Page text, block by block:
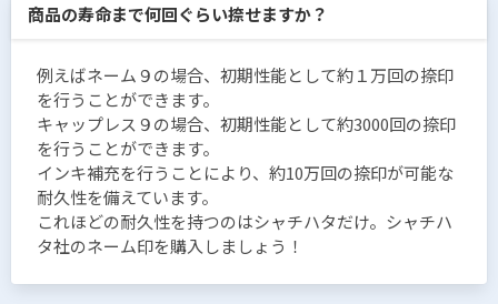
商品の寿命まで何回ぐらい捺せますか？
例えばネーム９の場合、初期性能として約１万回の捺印
を行うことができます。
キャップレス９の場合、初期性能として約3000回の捺印
を行うことができます。
インキ補充を行うことにより、約10万回の捺印が可能な
耐久性を備えています。
これほどの耐久性を持つのはシャチハタだけ。シャチハ
タ社のネーム印を購入しましょう！